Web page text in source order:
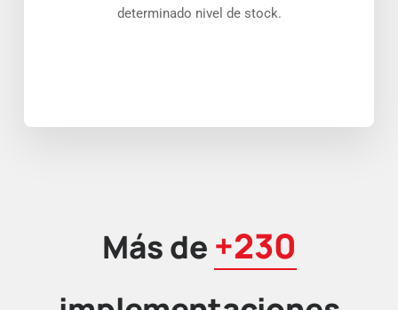
determinado nivel de stock.
Más de +230